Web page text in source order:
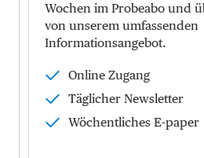
Wochen im Probeabo und
von unserem umfassenden
Informationsangebot.
Online Zugang
Täglicher Newsletter
Wöchentliches E-paper